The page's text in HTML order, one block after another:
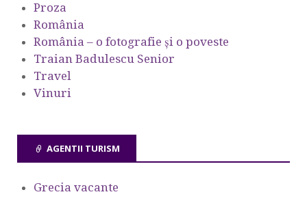
Proza
România
România – o fotografie şi o poveste
Traian Badulescu Senior
Travel
Vinuri
AGENTII TURISM
Grecia vacante